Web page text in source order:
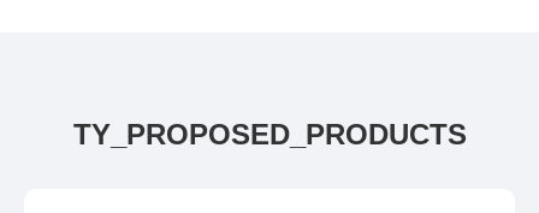
TY_PROPOSED_PRODUCTS